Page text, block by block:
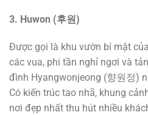
3. Huwon (후원)
Được gọi là khu vườn bí mật
các vua, phi tần nghỉ ngơi và
đình Hyangwonjeong (향원정)
Có kiến trúc tao nhã, khung
nơi đẹp nhất thu hút nhiều